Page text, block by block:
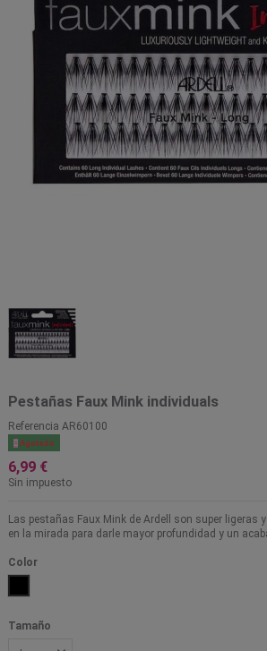
Pestañas Faux Mink individuals
Referencia AR60100
 Agotado
6,99 €
Sin impuesto
Las pestañas Faux Mink de Ardell son super ligeras
en la mirada para darle mayor profundidad y un
Color
Tamaño